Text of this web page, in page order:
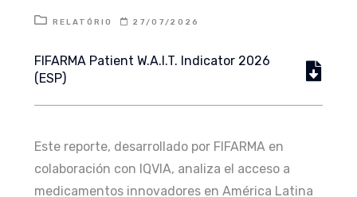
RELATÓRIO 27/07/2026
FIFARMA Patient W.A.I.T. Indicator 2026
(ESP)
Este reporte, desarrollado por FIFARMA en
colaboración con IQVIA, analiza el acceso a
medicamentos innovadores en América Latina